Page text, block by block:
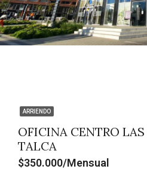
ARRIENDO
OFICINA CENTRO
TALCA
$350.000/Mensual